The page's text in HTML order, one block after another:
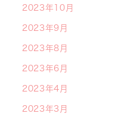
2023年10月
2023年9月
2023年8月
2023年6月
2023年4月
2023年3月